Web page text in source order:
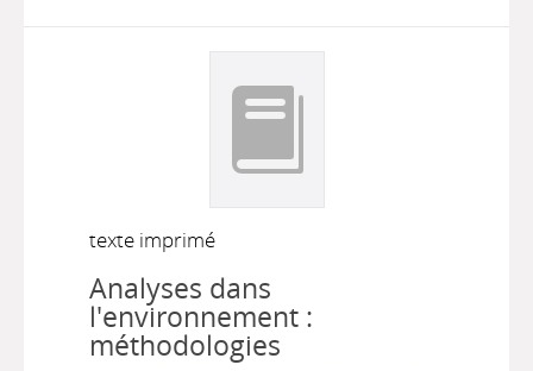
texte imprimé
Analyses dans
l'environnement :
méthodologies